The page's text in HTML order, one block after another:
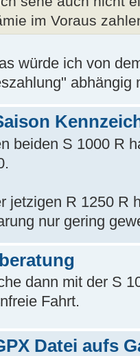
im Voraus
würde ich von
abhängig
beiden S 1000 R
jetzigen R 1250 R
nur gering
dann mit der S
Fahrt.
Datei aufs